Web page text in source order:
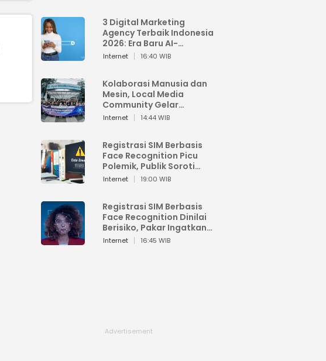
3 Digital Marketing
Agency Terbaik Indonesia
2026: Era Baru AI-
Powered Marketing
Internet 16:40 WIB
Kolaborasi Manusia dan
Mesin, Local Media
Community Gelar
Workshop Google AI
Internet 14:44 WIB
Registrasi SIM Berbasis
Face Recognition Picu
Polemik, Publik Soroti
Risiko Kebocoran Data
Internet 19:00 WIB
Registrasi SIM Berbasis
Face Recognition Dinilai
Berisiko, Pakar Ingatkan
Ancaman Privasi dan
Internet 16:45 WIB